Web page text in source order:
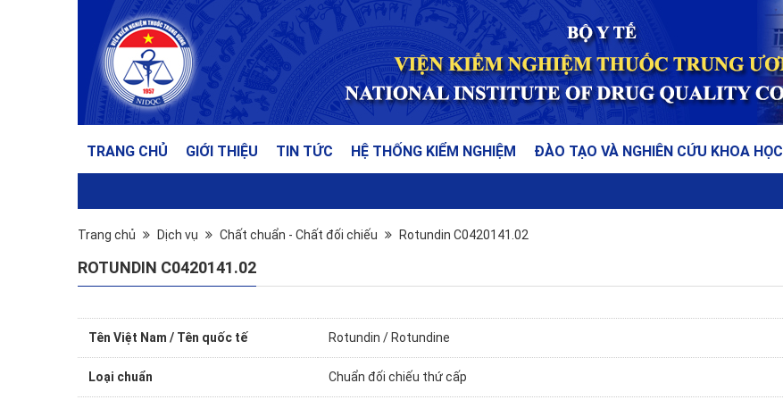
TRANG CHỦ GIỚI THIỆU TIN TỨC HỆ THỐNG KIỂM NGHIỆM ĐÀO TẠO VÀ NGHIÊN CỨU KHOA HỌC
Trang chủ Dịch vụ Chất chuẩn - Chất đối chiếu Rotundin C0420141.02
ROTUNDIN C0420141.02
Tên Việt Nam / Tên quốc tế Rotundin / Rotundine
Loại chuẩn Chuẩn đối chiếu thứ cấp